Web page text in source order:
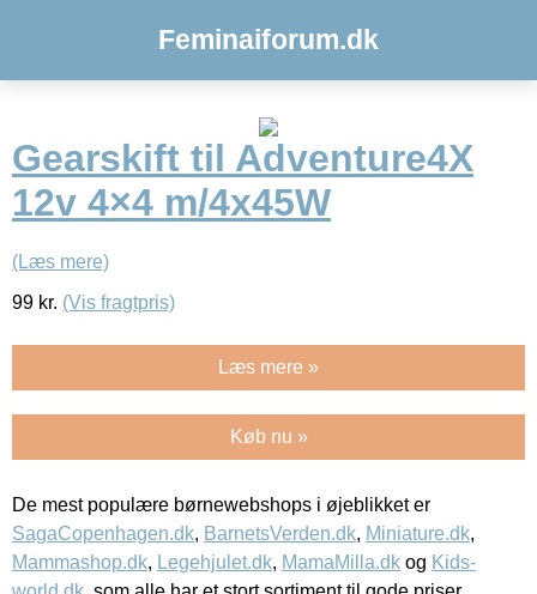
Feminaiforum.dk
Gearskift til Adventure4X
12v 4×4 m/4x45W
(Læs mere)
99 kr. (Vis fragtpris)
Læs mere »
Køb nu »
De mest populære børnewebshops i øjeblikket er
SagaCopenhagen.dk, BarnetsVerden.dk, Miniature.dk,
Mammashop.dk, Legehjulet.dk, MamaMilla.dk og Kids-